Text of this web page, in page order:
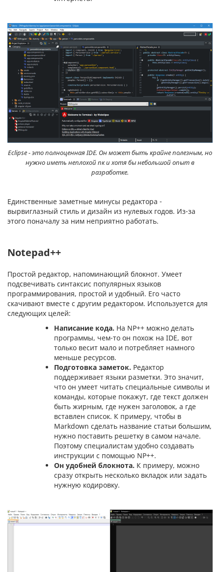
Eclipse - это полноценная IDE. Он может быть крайне полезным, но
нужно иметь неплохой пк и хотя бы небольшой опыт в
разработке.
Единственные заметные минусы редактора -
вырвиглазный стиль и дизайн из нулевых годов. Из-за
этого поначалу за ним неприятно работать.
Notepad++
Простой редактор, напоминающий блокнот. Умеет
подсвечивать синтаксис популярных языков
программирования, простой и удобный. Его часто
скачивают вместе с другим редактором. Используется для
следующих целей:
Написание кода. На NP++ можно делать
программы, чем-то он похож на IDE, вот
только весит мало и потребляет намного
меньше ресурсов.
Подготовка заметок. Редактор
поддерживает языки разметки. Это значит,
что он умеет читать специальные символы и
команды, которые покажут, где текст должен
быть жирным, где нужен заголовок, а где
вставлен список. К примеру, чтобы в
Markdown сделать название статьи большим,
нужно поставить решетку в самом начале.
Поэтому специалистам удобно создавать
инструкции с помощью NP++.
Он удобней блокнота. К примеру, можно
сразу открыть несколько вкладок или задать
нужную кодировку.